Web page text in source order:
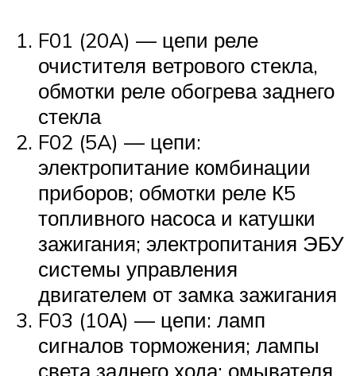
F01 (20A) — цепи реле
очистителя ветрового стекла,
обмотки реле обогрева заднего
стекла
F02 (5A) — цепи:
электропитание комбинации
приборов; обмотки реле К5
топливного насоса и катушки
зажигания; электропитания ЭБУ
системы управления
двигателем от замка зажигания
F03 (10А) — цепи: ламп
сигналов торможения; лампы
света заднего хода; омывателя